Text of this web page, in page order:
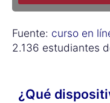
Fuente: curso en
2.136 estudiantes
¿Qué